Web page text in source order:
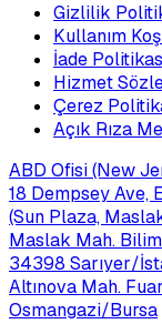
Gizlilik
Kullanım
İade
Hizmet
Çerez
Açık Rıza
ABD Ofisi (New
18 Dempsey Ave,
(Sun Plaza,
Maslak Mah.
34398 Sarıyer/
Altınova Mah.
Osmangazi/Bursa